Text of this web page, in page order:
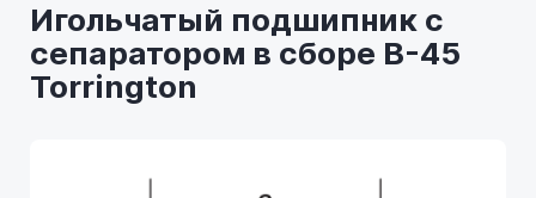
Игольчатый подшипник с
сепаратором в сборе B-45
Torrington